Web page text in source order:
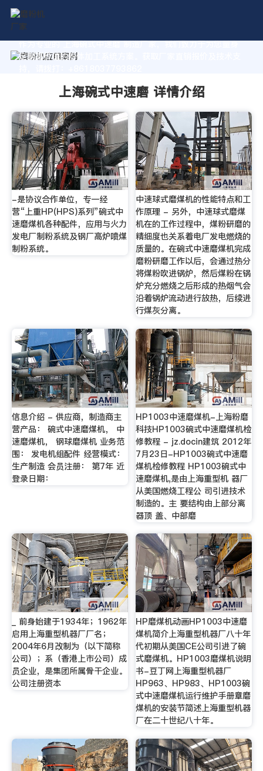
作为专业的 上海碗式中速磨 制造厂家，我们致力于为您量身
定制高价值的粉体加工系统方案。获取厂家直销报价及技术支
上海碗式中速磨 详情介绍
-是协议合作单位，专一经
营“上重HP(HPS)系列”碗式中
速磨煤机各种配件，应用与火力
发电厂制粉系统及钢厂高炉喷煤
制粉系统。
中速球式磨煤机的性能特点和工
作原理 - 另外，中速球式磨煤
机在的工作过程中，煤粉研磨的
精细度也关系着电厂发电燃烧的
质量的。在碗式中速磨煤机完成
磨粉研磨工作以后，会通过热分
将煤粉吹进锅炉，然后煤粉在锅
炉充分燃烧之后形成的热烟气会
沿着锅炉流动进行放热，后续进
行煤灰分离。
信息介绍 - 供应商，制造商主
营产品： 碗式中速磨煤机， 中
速磨煤机， 钢球磨煤机 业务范
围： 发电机组配件 经营模式：
生产制造 会员注册： 第7年 近
登录日期：
HP1003中速磨煤机-上海粉磨
科技HP1003碗式中速磨煤机检
修教程 - jz.docin建筑 2012年
7月23日-HP1003碗式中速磨
煤机检修教程 HP1003碗式中
速磨煤机,是由上海重型机 器厂
从美国燃烧工程公 司引进技术
制造的。主 要结构由上部分离
器顶 盖、中部磨
_ 前身始建于1934年；1962年
启用上海重型机器厂厂名；
2004年6月改制为（以下简称
公司）；系（香港上市公司）成
员企业，是集团所属骨干企业。
公司注册资本
HP磨煤机动画HP1003中速磨
煤机简介上海重型机器厂八十年
代初期从美国CE公司引进了碗
式磨煤机。HP1003磨煤机说明
书-豆丁网上海重型机器厂
HP963、HP983、HP1003碗
式中速磨煤机运行维护手册章磨
煤机的安装节简述上海重型机器
厂在二十世纪八十年。